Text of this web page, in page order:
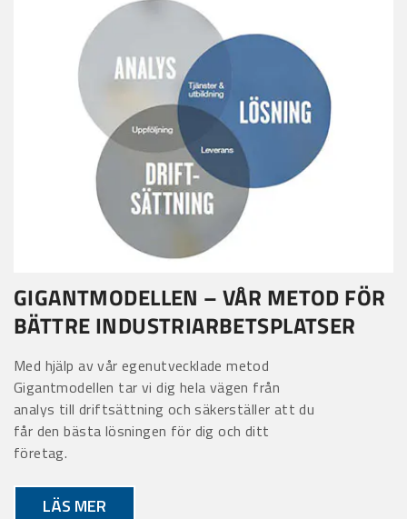
GIGANTMODELLEN – VÅR METOD FÖR
BÄTTRE INDUSTRI­ARBETSPLATSER
Med hjälp av vår egenutvecklade metod
Gigantmodellen tar vi dig hela vägen från
analys till driftsättning och säkerställer att du
får den bästa lösningen för dig och ditt
företag.
LÄS MER